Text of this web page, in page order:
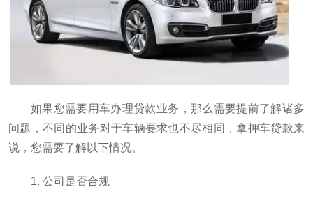
如果您需要用车办理贷款业务，那么需要提前了解诸多
问题，不同的业务对于车辆要求也不尽相同，拿押车贷款来
说，您需要了解以下情况。
1. 公司是否合规